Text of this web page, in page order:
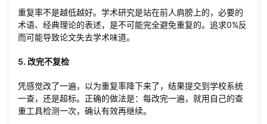
重复率不是越低越好。学术研究是站在前人肩膀上的，必要的
术语、经典理论的表述，是不可能完全避免重复的。追求0%反
而可能导致论文失去学术味道。
5. 改完不复检
凭感觉改了一遍，以为重复率降下来了，结果提交到学校系统
一查，还是超标。正确的做法是：每改完一遍，就用自己的查
重工具检测一次，确认有效再继续。